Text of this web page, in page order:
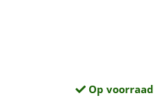
Op voorraad